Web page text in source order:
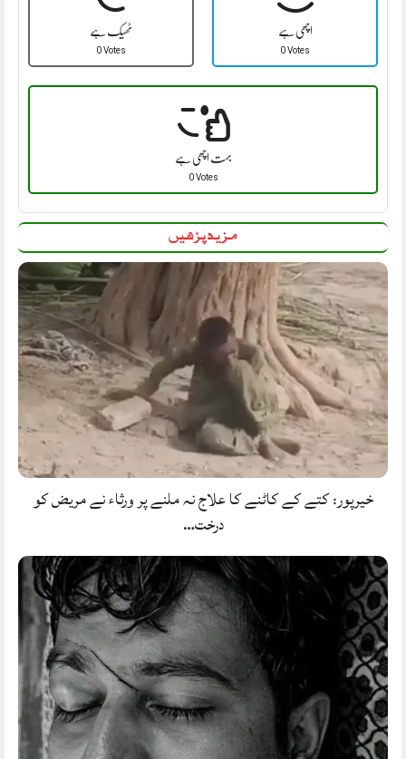
ٹھیک ہے
0 Votes
اچھی ہے
0 Votes
بہت اچھی ہے
0 Votes
مزید پڑھیں
خیرپور: کتے کے کاٹنے کا علاج نہ ملنے پر ورثاء نے مریض کو
درخت…